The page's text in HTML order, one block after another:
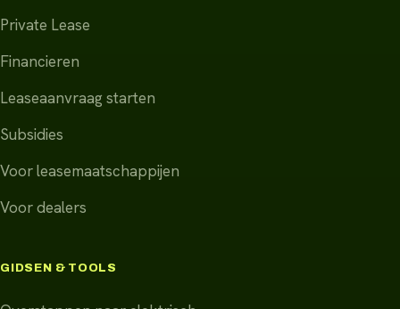
Private Lease
Financieren
Leaseaanvraag starten
Subsidies
Voor leasemaatschappijen
Voor dealers
GIDSEN & TOOLS